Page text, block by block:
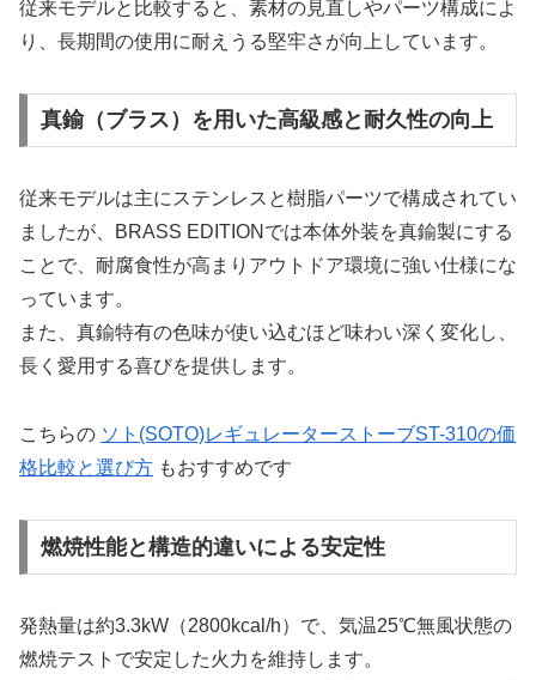
従来モデルと比較すると、素材の見直しやパーツ構成によ
り、長期間の使用に耐えうる堅牢さが向上しています。
真鍮（ブラス）を用いた高級感と耐久性の向上
従来モデルは主にステンレスと樹脂パーツで構成されてい
ましたが、BRASS EDITIONでは本体外装を真鍮製にする
ことで、耐腐食性が高まりアウトドア環境に強い仕様にな
っています。
また、真鍮特有の色味が使い込むほど味わい深く変化し、
長く愛用する喜びを提供します。
こちらの ソト(SOTO)レギュレーターストーブST-310の価
格比較と選び方 もおすすめです
燃焼性能と構造的違いによる安定性
発熱量は約3.3kW（2800kcal/h）で、気温25℃無風状態の
燃焼テストで安定した火力を維持します。